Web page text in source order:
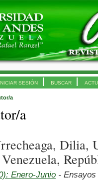
SESIÓN BUSCAR
a
a
Dilia,
Enero-Junio - Ensayos